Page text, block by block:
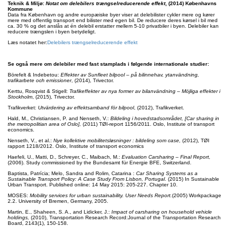
Teknik & Miljø: Notat om delebilers trængselreducerende effekt, (2014) Københavns
Kommune
Data fra København og andre europæiske byer viser at delebilister cykler mere og kører
mere med offentlig transport end bilister med egen bil. De reducere deres kørsel i bil med
ca. 30 % og det anslås at én delebil erstatter mellem 5-10 privatbiler i byen. Delebiler kan
reducere trængslen i byen betydeligt.
Læs notatet her:Delebilers trængselreducerende effekt
Se også mere om delebiler med fast stamplads i følgende internationale studier:
Börefelt & Indebetou: Effekter av Sunfleet bilpool – på bilinnehav, ytanvändning,
trafikarbete och emissioner, (2014), Trivector.
Kerttu, Rosqvist & Stigell: Trafikeffekter av nya former av bilanvändning – Möjliga effekter i
Stockholm , (2015), Trivector.
Trafikverket: Utvärdering av effektsamband för bilpool, (2012), Trafikverket.
Hald, M., Christiansen, P. and Nenseth, V.: Bildeling i hovedstadsområdet, [Car sharing in
the metropolitian area of Oslo], (2011) TØI-report 1156/2011. Oslo, Institute of transport
economics.
Nenseth, V., et al.: Nye kollektive mobilitetsløsninger : bildeling som case, (2012), TØI
rapport 1218/2012. Oslo, Institute of transport economics
Haefeli, U., Matti, D., Schreyer, C., Maibach, M.: Evaluation Carsharing – Final Report,
(2006). Study commissioned by the Bundesamt für Energie BFE, Switzerland.
Baptista, Patrícia; Melo, Sandra and Rolim, Catarina : Car Sharing Systems as a
Sustainable Transport Policy: A Case Study From Lisbon, Portugal. (2015) In Sustainable
Urban Transport. Published online: 14 May 2015: 205-227. Chapter 10.
MOSES: Mobility services for urban sustainability. User Needs Report. (2005) Workpackage
2.2. University of Bremen, Germany, 2005.
Martin, E., Shaheen, S. A., and Lidicker, J.: Impact of carsharing on household vehicle
holdings, (2010), Transportation Research Record:Journal of the Transportation Research
Board, 2143(1), 150-158.